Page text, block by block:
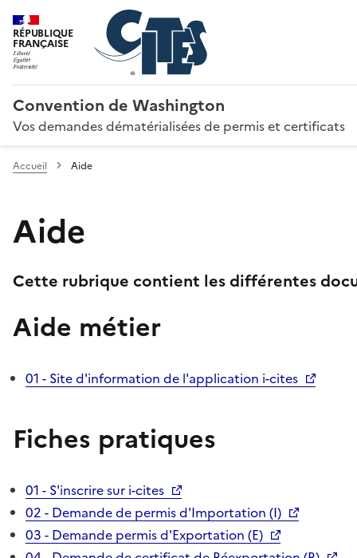
RÉPUBLIQUE
FRANÇAISE
Convention de Washington
Vos demandes dématérialisées de permis et certificats
Accueil Aide
Aide
Cette rubrique contient les différentes
Aide métier
01 - Site d'information de l'application i-cites
Fiches pratiques
01 - S'inscrire sur i-cites
02 - Demande de permis d'Importation (I)
03 - Demande permis d'Exportation (E)